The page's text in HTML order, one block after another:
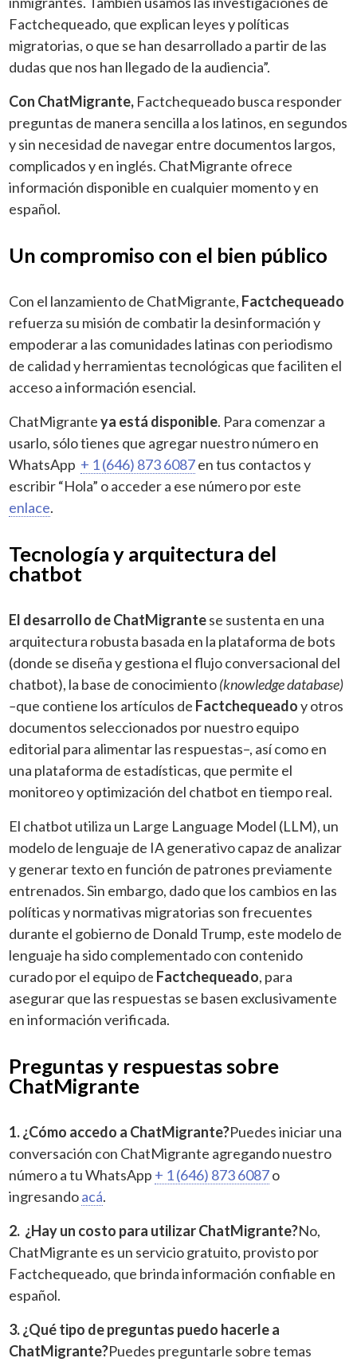
Factchequeado, que explican leyes y políticas
migratorias, o que se han desarrollado a partir de las
dudas que nos han llegado de la audiencia”.
Con ChatMigrante, Factchequeado busca responder
preguntas de manera sencilla a los latinos, en segundos
y sin necesidad de navegar entre documentos largos,
complicados y en inglés. ChatMigrante ofrece
información disponible en cualquier momento y en
español.
Un compromiso con el bien público
Con el lanzamiento de ChatMigrante, Factchequeado
refuerza su misión de combatir la desinformación y
empoderar a las comunidades latinas con periodismo
de calidad y herramientas tecnológicas que faciliten el
acceso a información esencial.
ChatMigranteya está disponible. Para comenzar a
usarlo, sólo tienes que agregar nuestro número en
WhatsApp + 1 (646) 873 6087en tus contactos y
escribir “Hola” o acceder a ese número por este
enlace.
Tecnología y arquitectura del
chatbot
El desarrollo de ChatMigrantese sustenta en una
arquitectura robusta basada en la plataforma de bots
(donde se diseña y gestiona el flujo conversacional del
chatbot), la base de conocimiento(knowledge database)
–que contiene los artículos de Factchequeadoy otros
documentos seleccionados por nuestro equipo
editorial para alimentar las respuestas–, así como en
una plataforma de estadísticas, que permite el
monitoreo y optimización del chatbot en tiempo real.
El chatbot utiliza un Large Language Model (LLM), un
modelo de lenguaje de IA generativo capaz de analizar
y generar texto en función de patrones previamente
entrenados. Sin embargo, dado que los cambios en las
políticas y normativas migratorias son frecuentes
durante el gobierno de Donald Trump, este modelo de
lenguaje ha sido complementado con contenido
curado por el equipo de Factchequeado, para
asegurar que las respuestas se basen exclusivamente
en información verificada.
Preguntas y respuestas sobre
ChatMigrante
1. ¿Cómo accedo a ChatMigrante?Puedes iniciar una
conversación con ChatMigrante agregando nuestro
número a tu WhatsApp + 1 (646) 873 6087o
ingresandoacá.
2. ¿Hay un costo para utilizar ChatMigrante?No,
ChatMigrante es un servicio gratuito, provisto por
Factchequeado, que brinda información confiable en
español.
3. ¿Qué tipo de preguntas puedo hacerle a
ChatMigrante?Puedes preguntarle sobre temas